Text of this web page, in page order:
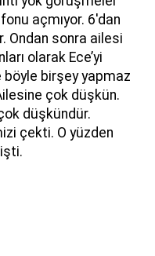
açmıyor. 6'dan
Ondan sonra ailesi
olarak Ece’yi
böyle birşey yapmaz
çok düşkün.
düşkündür.
çekti. O yüzden